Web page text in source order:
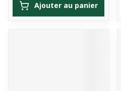
Ajouter au panier